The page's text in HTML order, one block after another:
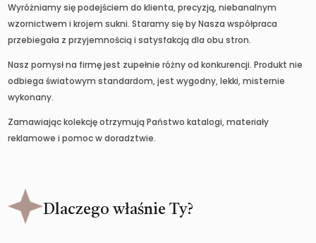
Wyróżniamy się podejściem do klienta, precyzją, niebanalnym
wzornictwem i krojem sukni. Staramy się by Nasza współpraca
przebiegała z przyjemnością i satysfakcją dla obu stron.
Nasz pomysł na firmę jest zupełnie różny od konkurencji. Produkt nie
odbiega światowym standardom, jest wygodny, lekki, misternie
wykonany.
Zamawiając kolekcję otrzymują Państwo katalogi, materiały
reklamowe i pomoc w doradztwie.
Dlaczego właśnie Ty?